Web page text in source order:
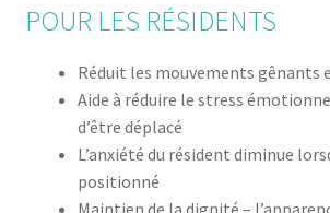
POUR LES RÉSIDENTS
Réduit les mouvements gênants
Aide à réduire le stress
d’être déplacé
L’anxiété du résident diminue
positionné
Maintien de la dignité –